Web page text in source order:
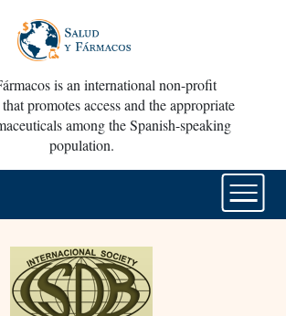
is an international non-profit
promotes access and the appropriate
among the Spanish-speaking
population.